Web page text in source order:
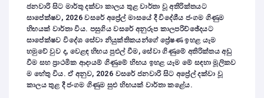
ජනවාරි සිට මාර්තු දක්වා කාලය තුළ වාර්තා වූ අතිරික්තයට
සාපේක්ෂව, 2026 වසරේ අප්‍රේල් මාසයේ දී විදේශීය ජංගම ගිණුම
හිඟයක් වාර්තා විය. පසුගිය වසරේ අනුරූප කාලපරිච්ඡේදයට
සාපේක්ෂව විදේශ සේවා නියුක්තිකයන්ගේ ප්‍රේෂණ ඉහළ යෑම
හමුවේ වුව ද, වෙළඳ හිඟය පුළුල් වීම, සේවා ගිණුමේ අතිරික්තය අඩු
වීම සහ ප්‍රාථමික ආදායම් ගිණුමේ හිඟය ඉහළ යෑම මේ සඳහා මූලිකව
ම හේතු විය. ඒ අනුව, 2026 වසරේ ජනවාරි සිට අප්‍රේල් දක්වා වූ
කාලය තුළ දී ජංගම ගිණුම සුළු හිඟයක් වාර්තා කළේය.